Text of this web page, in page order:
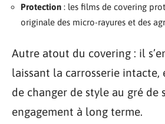
Protection : les films de covering
originale des micro-rayures et des
Autre atout du covering : il
laissant la carrosserie intacte,
de changer de style au gré de
engagement à long terme.